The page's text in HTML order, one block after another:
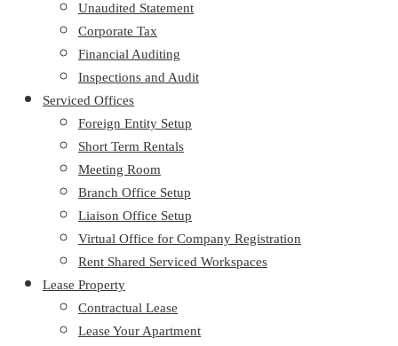
Unaudited Statement
Corporate Tax
Financial Auditing
Inspections and Audit
Serviced Offices
Foreign Entity Setup
Short Term Rentals
Meeting Room
Branch Office Setup
Liaison Office Setup
Virtual Office for Company Registration
Rent Shared Serviced Workspaces
Lease Property
Contractual Lease
Lease Your Apartment